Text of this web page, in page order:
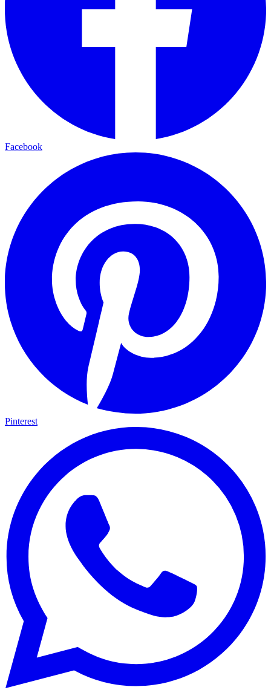
Facebook
Pinterest